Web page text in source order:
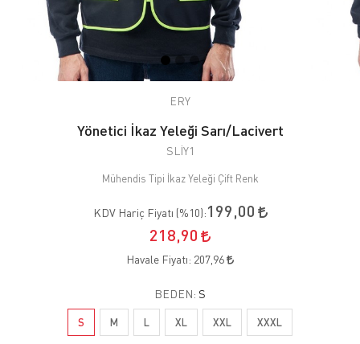
ERY
Yönetici İkaz Yeleği Sarı/Lacivert
SLİY1
Mühendis Tipi İkaz Yeleği Çift Renk
KDV Hariç Fiyatı (%10):199,00
218,90
Havale Fiyatı: 207,96
BEDEN: S
S M L XL XXL XXXL